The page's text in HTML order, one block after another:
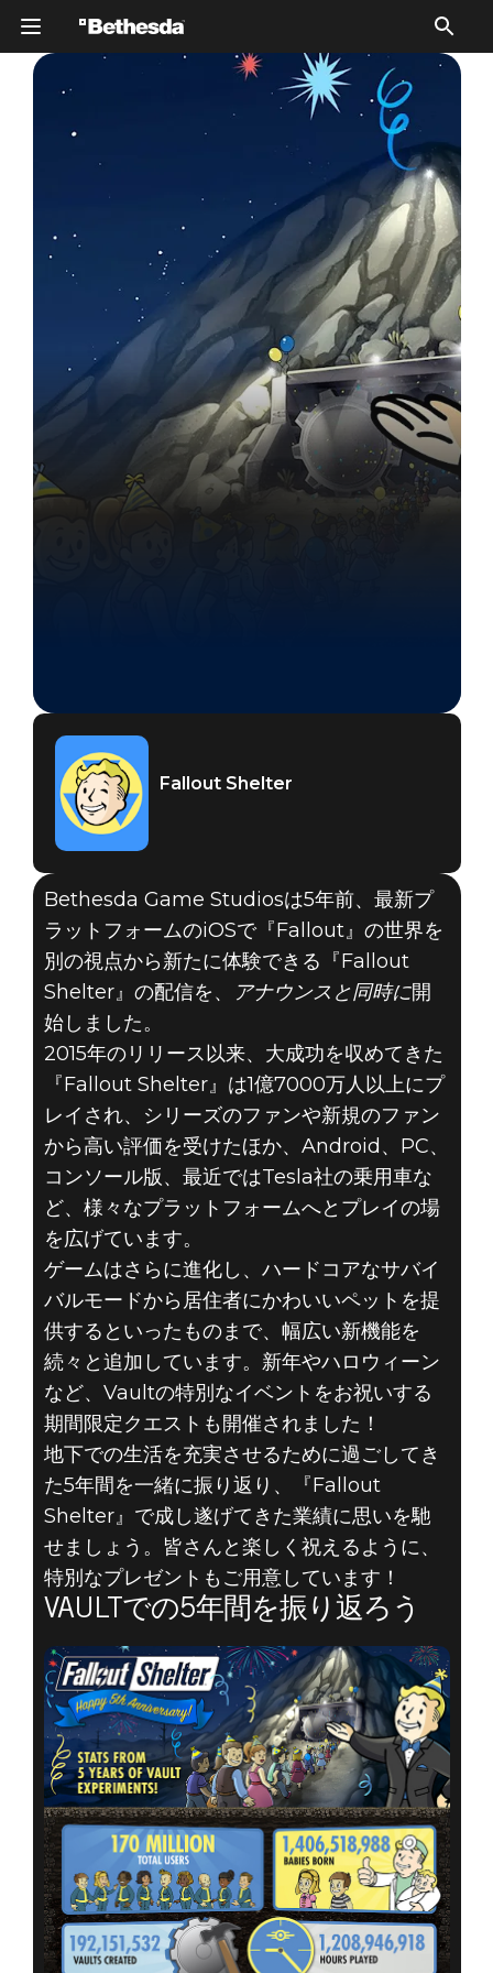
Fallout Shelter
2020年6月12日
『FALLOUT
SHELTER』5周
年を記念して、
プレゼントなど
をお届け！
Fallout Shelter
Bethesda Game Studiosは5年前、最新プ
ラットフォームのiOSで『Fallout』の世界を
別の視点から新たに体験できる『Fallout
Shelter』の配信を、
アナウンスと同時に開
始しました。
2015年のリリース以来、大成功を収めてきた
『Fallout Shelter』は1億7000万人以上にプ
レイされ、シリーズのファンや新規のファン
から高い評価を受けたほか、Android、PC、
コンソール版、最近ではTesla社の乗用車な
ど、様々なプラットフォームへとプレイの場
を広げています。
ゲームはさらに進化し、ハードコアなサバイ
バルモードから居住者にかわいいペットを提
供するといったものまで、幅広い新機能を
続々と追加しています。新年やハロウィーン
など、Vaultの特別なイベントをお祝いする
期間限定クエストも開催されました！
地下での生活を充実させるために過ごしてき
た5年間を一緒に振り返り、『Fallout
Shelter』で成し遂げてきた業績に思いを馳
せましょう。皆さんと楽しく祝えるように、
特別なプレゼントもご用意しています！
VAULTでの5年間を振り返ろう